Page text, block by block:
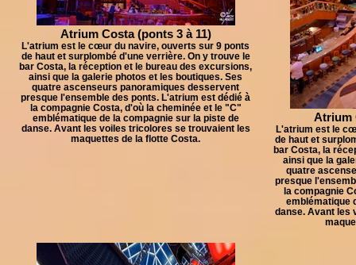
Atrium Costa (ponts 3 à 11)
L'atrium est le cœur du navire, ouverts sur 9 ponts
de haut et surplombé d'une verrière. On y trouve le
bar Costa, la réception et le bureau des excursions,
ainsi que la galerie photos et les boutiques. Ses
quatre ascenseurs panoramiques desservent
presque l'ensemble des ponts. L'atrium est dédié à
la compagnie Costa, d'où la cheminée et le "C"
emblématique de la compagnie sur la piste de
danse. Avant les voiles tricolores se trouvaient les
maquettes de la flotte Costa.
Atrium
L'atrium est le
de haut et
bar Costa, la
ainsi que la
quatre
presque
la compagnie
emblématique
danse. Avant les